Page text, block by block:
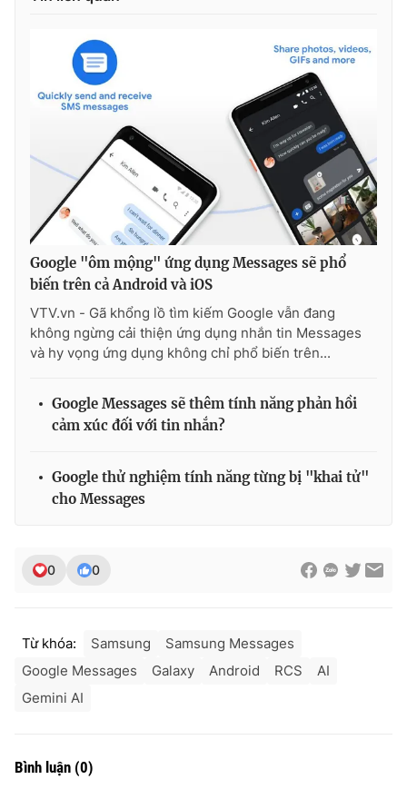
Ðiện thoại Thời báo VTV:
Liên hệ quảng cáo:
® Cấm sao chép dưới mọi hình thức nếu không có sự chấp
thuận bằng văn bản. Ghi rõ nguồn VTV.vn khi phát hành lại
thông tin từ website này.
Google "ôm mộng" ứng dụng Messages sẽ phổ
biến trên cả Android và iOS
VTV.vn - Gã khổng lồ tìm kiếm Google vẫn đang
không ngừng cải thiện ứng dụng nhắn tin Messages
và hy vọng ứng dụng không chỉ phổ biến trên...
Google Messages sẽ thêm tính năng phản hồi
cảm xúc đối với tin nhắn?
Google thử nghiệm tính năng từng bị "khai tử"
cho Messages
0 0
Từ khóa: Samsung
Samsung Messages
Google Messages
Galaxy Android RCS
AI
Gemini AI
Bình luận (0)